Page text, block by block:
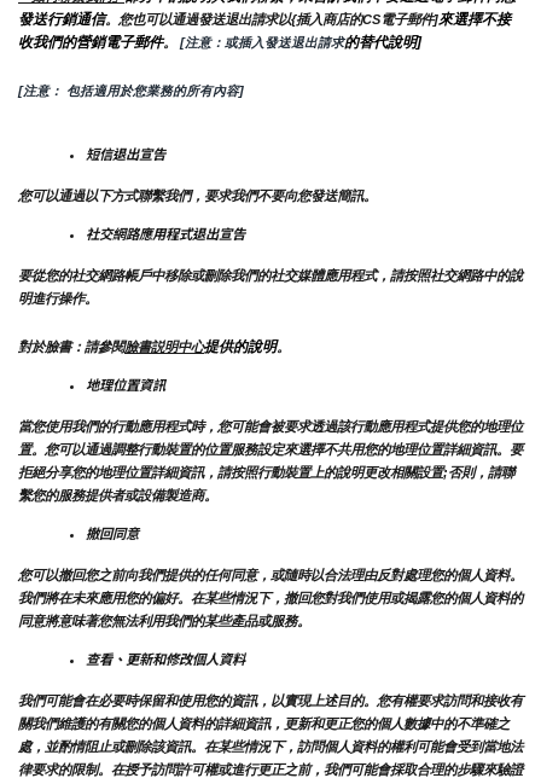
發送行銷通信。您也可以通過發送退出請求以{插入商店的CS電子郵件]來選擇不接
收我們的營銷電子郵件。 [注意：或插入發送退出請求的替代說明]
[注意： 包括適用於您業務的所有內容]
短信退出宣告
您可以通過以下方式聯繫我們，要求我們不要向您發送簡訊。
社交網路應用程式退出宣告
要從您的社交網路帳戶中移除或刪除我們的社交媒體應用程式，請按照社交網路中的說
明進行操作。
對於臉書：請參閱臉書説明中心提供的說明。
地理位置資訊
當您使用我們的行動應用程式時，您可能會被要求透過該行動應用程式提供您的地理位
置。您可以通過調整行動裝置的位置服務設定來選擇不共用您的地理位置詳細資訊。要
拒絕分享您的地理位置詳細資訊，請按照行動裝置上的說明更改相關設置;否則，請聯
繫您的服務提供者或設備製造商。
撤回同意
您可以撤回您之前向我們提供的任何同意，或隨時以合法理由反對處理您的個人資料。
我們將在未來應用您的偏好。在某些情況下，撤回您對我們使用或揭露您的個人資料的
同意將意味著您無法利用我們的某些產品或服務。
查看、更新和修改個人資料
我們可能會在必要時保留和使用您的資訊，以實現上述目的。您有權要求訪問和接收有
關我們維護的有關您的個人資料的詳細資訊，更新和更正您的個人數據中的不準確之
處，並酌情阻止或刪除該資訊。在某些情況下，訪問個人資料的權利可能會受到當地法
律要求的限制。在授予訪問許可權或進行更正之前，我們可能會採取合理的步驟來驗證